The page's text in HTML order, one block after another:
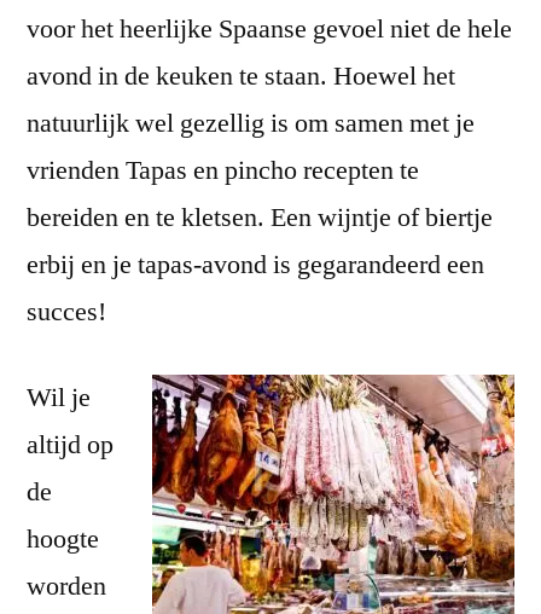
voor het heerlijke Spaanse gevoel niet de hele
avond in de keuken te staan. Hoewel het
natuurlijk wel gezellig is om samen met je
vrienden Tapas en pincho recepten te
bereiden en te kletsen. Een wijntje of biertje
erbij en je tapas-avond is gegarandeerd een
succes!
Wil je
altijd op
de
hoogte
worden